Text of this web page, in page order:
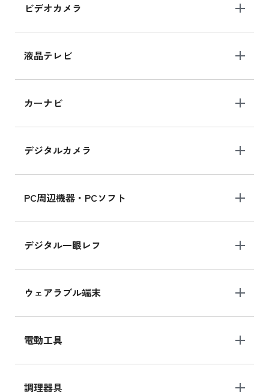
ビデオカメラ
液晶テレビ
カーナビ
デジタルカメラ
PC周辺機器・PCソフト
デジタル一眼レフ
ウェアラブル端末
電動工具
調理器具
iPhone 15 128GB シリーズ
iPhone 15 128GB の新品買取価格
MK2K3J/Aの新品買取価格はこちら